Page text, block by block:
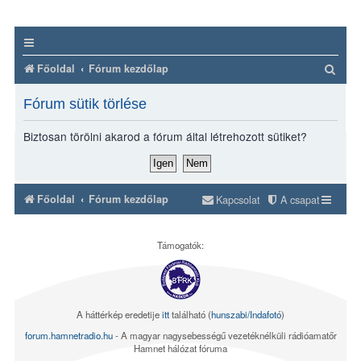
Főoldal Fórum kezdőlap
Fórum sütik törlése
Biztosan törölni akarod a fórum által létrehozott sütiket?
Főoldal Fórum kezdőlap A csapat
Kapcsolat
Támogatók:
A háttérkép eredetijeitttalálható (hunszabi/Indafotó)
forum.hamnetradio.hu- A magyar nagysebességű vezetéknélküli rádióamatőr
Hamnet hálózat fóruma